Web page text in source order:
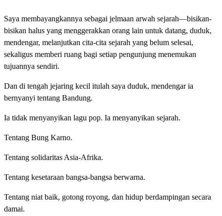
Saya membayangkannya sebagai jelmaan arwah sejarah—bisikan-
bisikan halus yang menggerakkan orang lain untuk datang, duduk,
mendengar, melanjutkan cita-cita sejarah yang belum selesai,
sekaligus memberi ruang bagi setiap pengunjung menemukan
tujuannya sendiri.
Dan di tengah jejaring kecil itulah saya duduk, mendengar ia
bernyanyi tentang Bandung.
Ia tidak menyanyikan lagu pop. Ia menyanyikan sejarah.
Tentang Bung Karno.
Tentang solidaritas Asia-Afrika.
Tentang kesetaraan bangsa-bangsa berwarna.
Tentang niat baik, gotong royong, dan hidup berdampingan secara
damai.